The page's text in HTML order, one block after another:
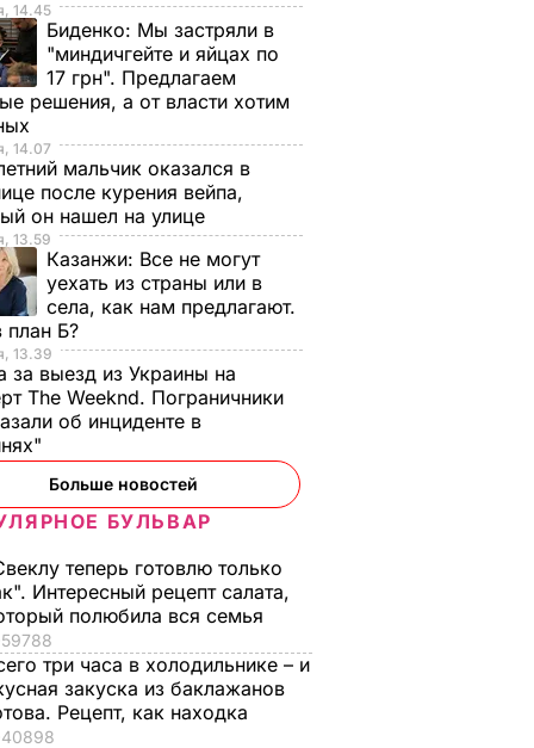
14.45
Биденко: Мы застряли в
"миндичгейте и яйцах по
17 грн". Предлагаем
решения, а от власти хотим
14.07
мальчик оказался в
после курения вейпа,
он нашел на улице
13.59
Казанжи: Все не могут
уехать из страны или в
села, как нам предлагают.
план Б?
13.39
за выезд из Украины на
The Weeknd. Пограничники
об инциденте в
Больше новостей
БУЛЬВАР
теперь готовлю только
Интересный рецепт салата,
полюбила вся семья
59788
три часа в холодильнике – и
закуска из баклажанов
Рецепт, как находка
40898